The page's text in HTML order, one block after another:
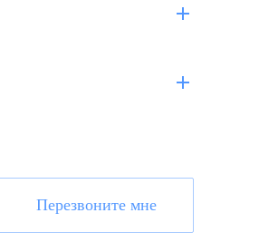
Перезвоните мне